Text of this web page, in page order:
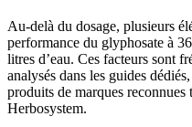
Au-delà du dosage, plusieurs
performance du glyphosate à
litres d’eau. Ces facteurs sont
analysés dans les guides
produits de marques
Herbosystem.